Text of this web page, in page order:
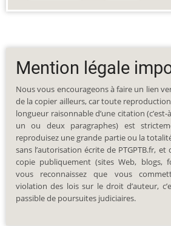
Mention légale
Nous vous encourageons à faire un lien
de la copier ailleurs, car toute
longueur raisonnable d’une citation
un ou deux paragraphes) est
reproduisez une grande partie ou la
sans l’autorisation écrite de PTGPTB.fr,
copie publiquement (sites Web, blogs,
vous reconnaissez que vous
violation des lois sur le droit d’auteur,
passible de poursuites judiciaires.